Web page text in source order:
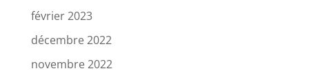
février 2023
décembre 2022
novembre 2022